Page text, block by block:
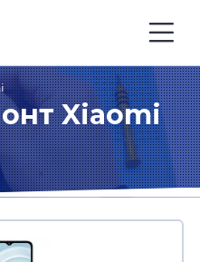
Xiaomi